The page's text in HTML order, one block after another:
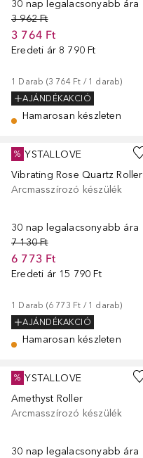
30 nap legalacsonyabb ára
3 962 Ft
3 764 Ft
Eredeti ár 8 790 Ft
1 Darab (3 764 Ft / 1 darab)
AJÁNDÉKAKCIÓ
Hamarosan készleten
CRYSTALLOVE
Vibrating Rose Quartz Roller
Arcmasszírozó készülék
30 nap legalacsonyabb ára
7 130 Ft
6 773 Ft
Eredeti ár 15 790 Ft
1 Darab (6 773 Ft / 1 darab)
AJÁNDÉKAKCIÓ
Hamarosan készleten
%
CRYSTALLOVE
Amethyst Roller
Arcmasszírozó készülék
30 nap legalacsonyabb ára
%